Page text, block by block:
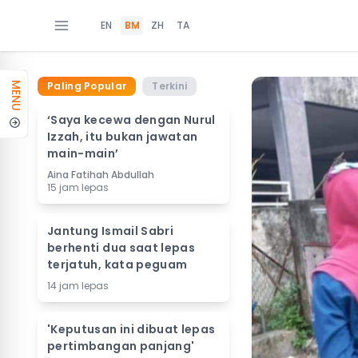
EN BM ZH TA
MENU Paling Popular Terkini
‘Saya kecewa dengan Nurul
Izzah, itu bukan jawatan
main-main’
Aina Fatihah Abdullah
15 jam lepas
Jantung Ismail Sabri
berhenti dua saat lepas
terjatuh, kata peguam
14 jam lepas
'Keputusan ini dibuat lepas
pertimbangan panjang'